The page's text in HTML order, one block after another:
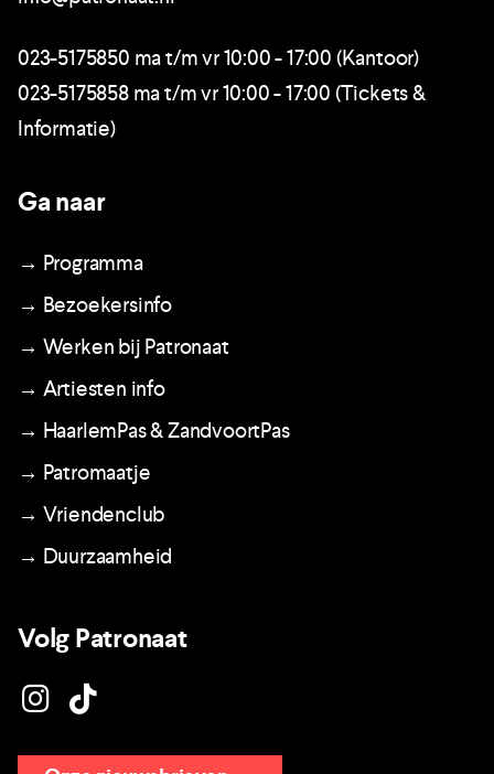
023-5175850 ma t/m vr 10:00 - 17:00 (Kantoor)
023-5175858 ma t/m vr 10:00 - 17:00 (Tickets &
Informatie)
Ga naar
→ Programma
→ Bezoekersinfo
→ Werken bij Patronaat
→ Artiesten info
→ HaarlemPas & ZandvoortPas
→ Patromaatje
→ Vriendenclub
→ Duurzaamheid
Volg Patronaat